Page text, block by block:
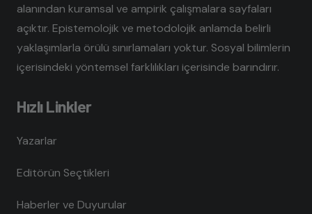
alanından kuramsal ve ampirik çalışmalara sayfaları
açıktır. Epistemolojik ve metodolojik anlamda belirli
yaklaşımlarla örülü sınırlamaları yoktur. Sosyal bilimlerin
içerisindeki yöntemsel farklılıkları içerisinde barındırır.
Hızlı Linkler
Yazarlar
Editörün Seçtikleri
Haberler ve Duyurular